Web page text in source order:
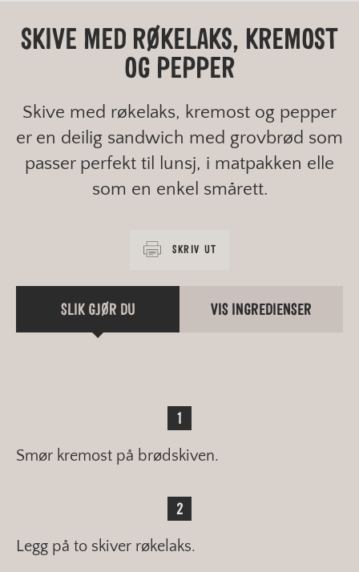
SKIVE MED RØKELAKS, KREMOST
OG PEPPER
Skive med røkelaks, kremost og pepper
er en deilig sandwich med grovbrød som
passer perfekt til lunsj, i matpakken elle
som en enkel smårett.
SKRIV UT
SLIK GJØR DU VIS INGREDIENSER
Smør kremost på brødskiven.
Legg på to skiver røkelaks.